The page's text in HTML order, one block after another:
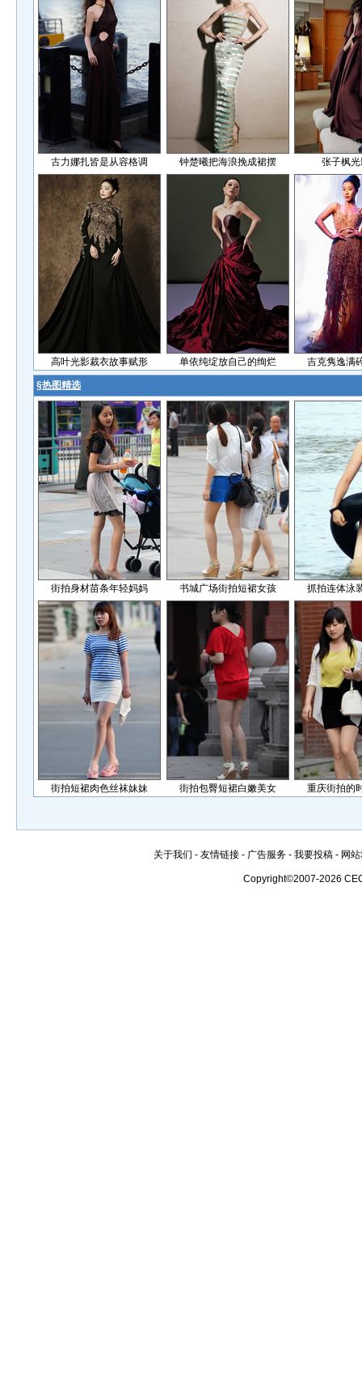
古力娜扎皆是从容格调 钟楚曦把海浪挽成裙摆 张子枫
高叶光影裁衣故事赋形 单依纯绽放自己的绚烂 吉克隽逸满
§热图精选
街拍身材苗条年轻妈妈 书城广场街拍短裙女孩 抓拍连体泳
街拍短裙肉色丝袜妹妹 街拍包臀短裙白嫩美女 重庆街拍的
关于我们 - 友情链接 - 广告服务 - 我要投稿 - 网
Copyright©2007-2026